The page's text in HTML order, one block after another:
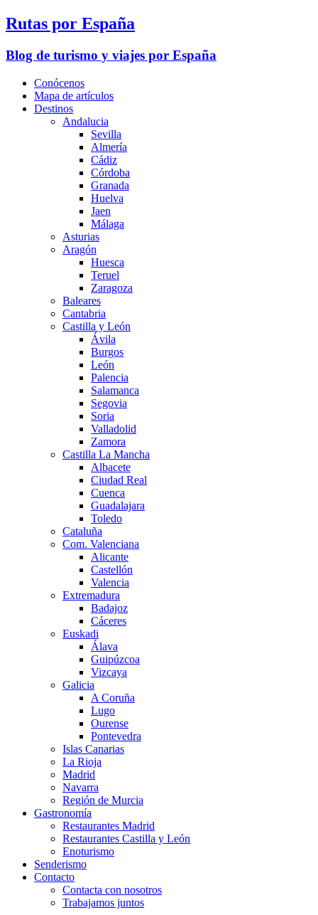
Rutas por España
Blog de turismo y viajes por España
Conócenos
Mapa de artículos
Destinos
Andalucia
Sevilla
Almería
Cádiz
Córdoba
Granada
Huelva
Jaen
Málaga
Asturias
Aragón
Huesca
Teruel
Zaragoza
Baleares
Cantabria
Castilla y León
Ávila
Burgos
León
Palencia
Salamanca
Segovia
Soria
Valladolid
Zamora
Castilla La Mancha
Albacete
Ciudad Real
Cuenca
Guadalajara
Toledo
Cataluña
Com. Valenciana
Alicante
Castellón
Valencia
Extremadura
Badajoz
Cáceres
Euskadi
Álava
Guipúzcoa
Vizcaya
Galicia
A Coruña
Lugo
Ourense
Pontevedra
Islas Canarias
La Rioja
Madrid
Navarra
Región de Murcia
Gastronomía
Restaurantes Madrid
Restaurantes Castilla y León
Enoturismo
Senderismo
Contacto
Contacta con nosotros
Trabajamos juntos